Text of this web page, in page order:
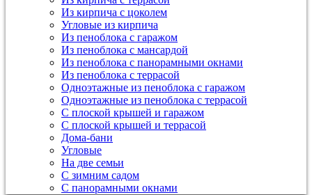
Из кирпича с цоколем
Угловые из кирпича
Из пеноблока с гаражом
Из пеноблока с мансардой
Из пеноблока с панорамными окнами
Из пеноблока с террасой
Одноэтажные из пеноблока с гаражом
Одноэтажные из пеноблока с террасой
С плоской крышей и гаражом
С плоской крышей и террасой
Дома-бани
Угловые
На две семьи
С зимним садом
С панорамными окнами